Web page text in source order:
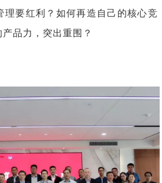
理要红利？如何再造自己的核心竞
品力，突出重围？